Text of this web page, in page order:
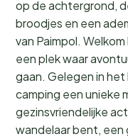
op de achtergrond,
broodjes en een
van Paimpol. Welkom
een plek waar
gaan. Gelegen in
camping een unieke
gezinsvriendelijke
wandelaar bent, een